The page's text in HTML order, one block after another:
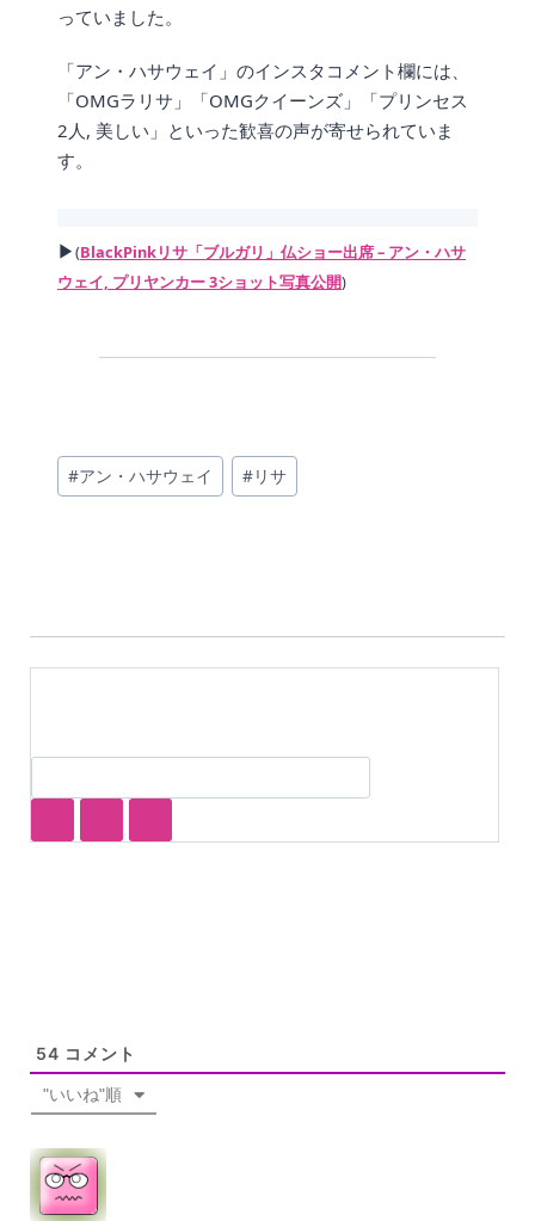
っていました。
「アン・ハサウェイ」のインスタコメント欄には、
「OMGラリサ」「OMGクイーンズ」「プリンセス
2人, 美しい」といった歓喜の声が寄せられていま
す。
▶(BlackPinkリサ「ブルガリ」仏ショー出席 – アン・ハサ
ウェイ, プリヤンカー 3ショット写真公開)
投
稿
#アン・ハサウェイ #リサ
54 コメント
"いいね"順